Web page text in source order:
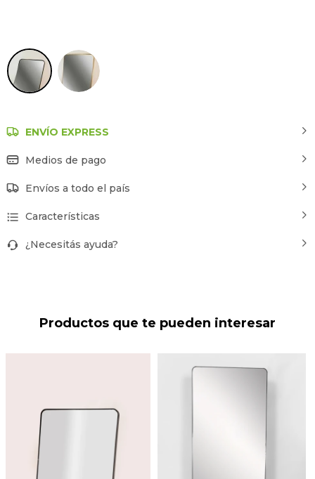
ENVÍO EXPRESS
Medios de pago
Envíos a todo el país
Características
¿Necesitás ayuda?
Productos que te pueden interesar